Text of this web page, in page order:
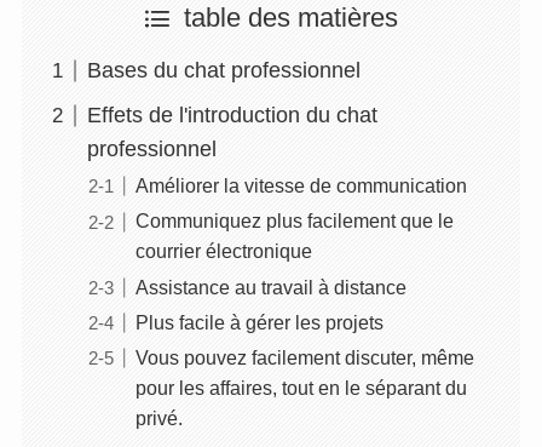
table des matières
Bases du chat professionnel
Effets de l'introduction du chat
professionnel
Améliorer la vitesse de communication
Communiquez plus facilement que le
courrier électronique
Assistance au travail à distance
Plus facile à gérer les projets
Vous pouvez facilement discuter, même
pour les affaires, tout en le séparant du
privé.